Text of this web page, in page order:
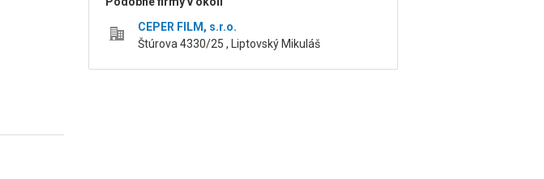
CEPER FILM, s.r.o.
Štúrova 4330/25 , Liptovský Mikuláš